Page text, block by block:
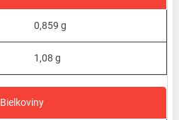
0,859 g
1,08 g
Bielkoviny